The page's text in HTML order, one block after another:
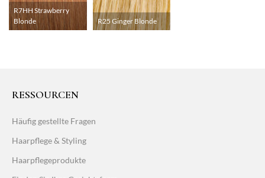
R7HH Strawberry
Blonde
R25 Ginger Blonde
RESSOURCEN
Häufig gestellte Fragen
Haarpflege & Styling
Haarpflegeprodukte